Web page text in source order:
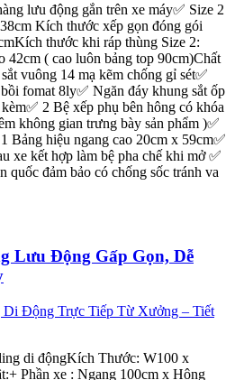
lưu động gắn trên xe máy✅ Size 2
Kích thước xếp gọn đóng gói
thước khi ráp thùng Size 2:
42cm ( cao luôn bảng top 90cm)Chất
vuông 14 mạ kẽm chống gỉ sét✅
fomat 8ly✅ Ngăn đáy khung sắt ốp
2 Bệ xếp phụ bên hông có khóa
không gian trưng bày sản phẩm )✅
Bảng hiệu ngang cao 20cm x 59cm✅
xe kết hợp làm bệ pha chế khi mở ✅
quốc đảm bảo có chống sốc tránh va
Lưu Động Gấp Gọn, Dễ
di độngKích Thước: W100 x
Phần xe : Ngang 100cm x Hông